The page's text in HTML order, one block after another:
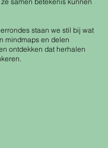
staan we stil bij wat
mindmaps en delen
ontdekken dat herhalen